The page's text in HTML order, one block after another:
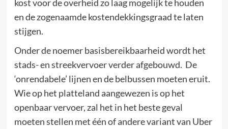
kost voor de overheid zo laag mogelijk te houden
en de zogenaamde kostendekkingsgraad te laten
stijgen.
Onder de noemer basisbereikbaarheid wordt het
stads- en streekvervoer verder afgebouwd. De
‘onrendabele’ lijnen en de belbussen moeten eruit.
Wie op het platteland aangewezen is op het
openbaar vervoer, zal het in het beste geval
moeten stellen met één of andere variant van Uber